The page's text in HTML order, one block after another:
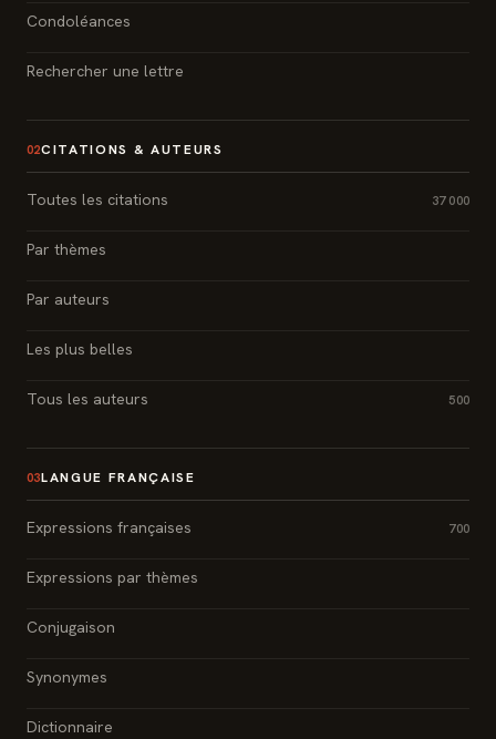
Condoléances
Rechercher une lettre
02CITATIONS & AUTEURS
Toutes les citations 37 000
Par thèmes
Par auteurs
Les plus belles
Tous les auteurs 500
03LANGUE FRANÇAISE
Expressions françaises 700
Expressions par thèmes
Conjugaison
Synonymes
Dictionnaire